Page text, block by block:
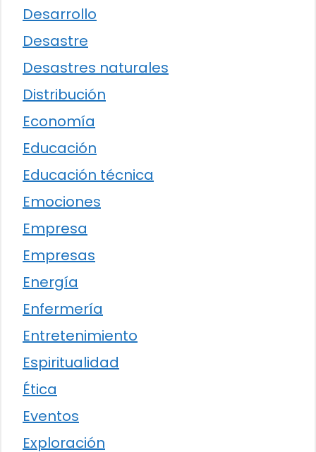
Desarrollo
Desastre
Desastres naturales
Distribución
Economía
Educación
Educación técnica
Emociones
Empresa
Empresas
Energía
Enfermería
Entretenimiento
Espiritualidad
Ética
Eventos
Exploración